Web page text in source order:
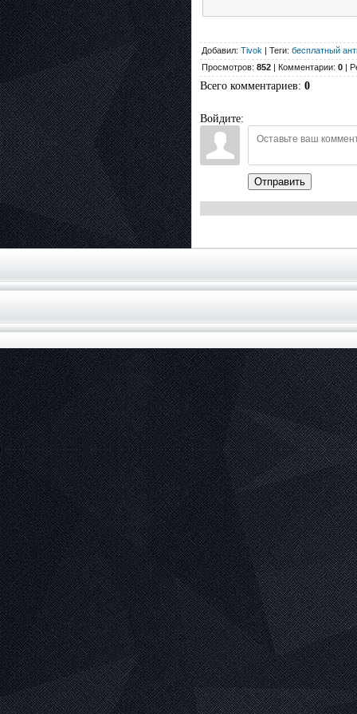
Добавил: Tivok | Теги: бесплатный
Просмотров: 852 | Комментарии: 0 |
Всего комментариев: 0
Войдите:
Отправить